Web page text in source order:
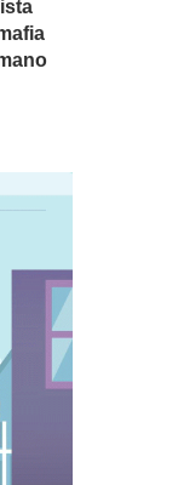
AL CREMLINO,